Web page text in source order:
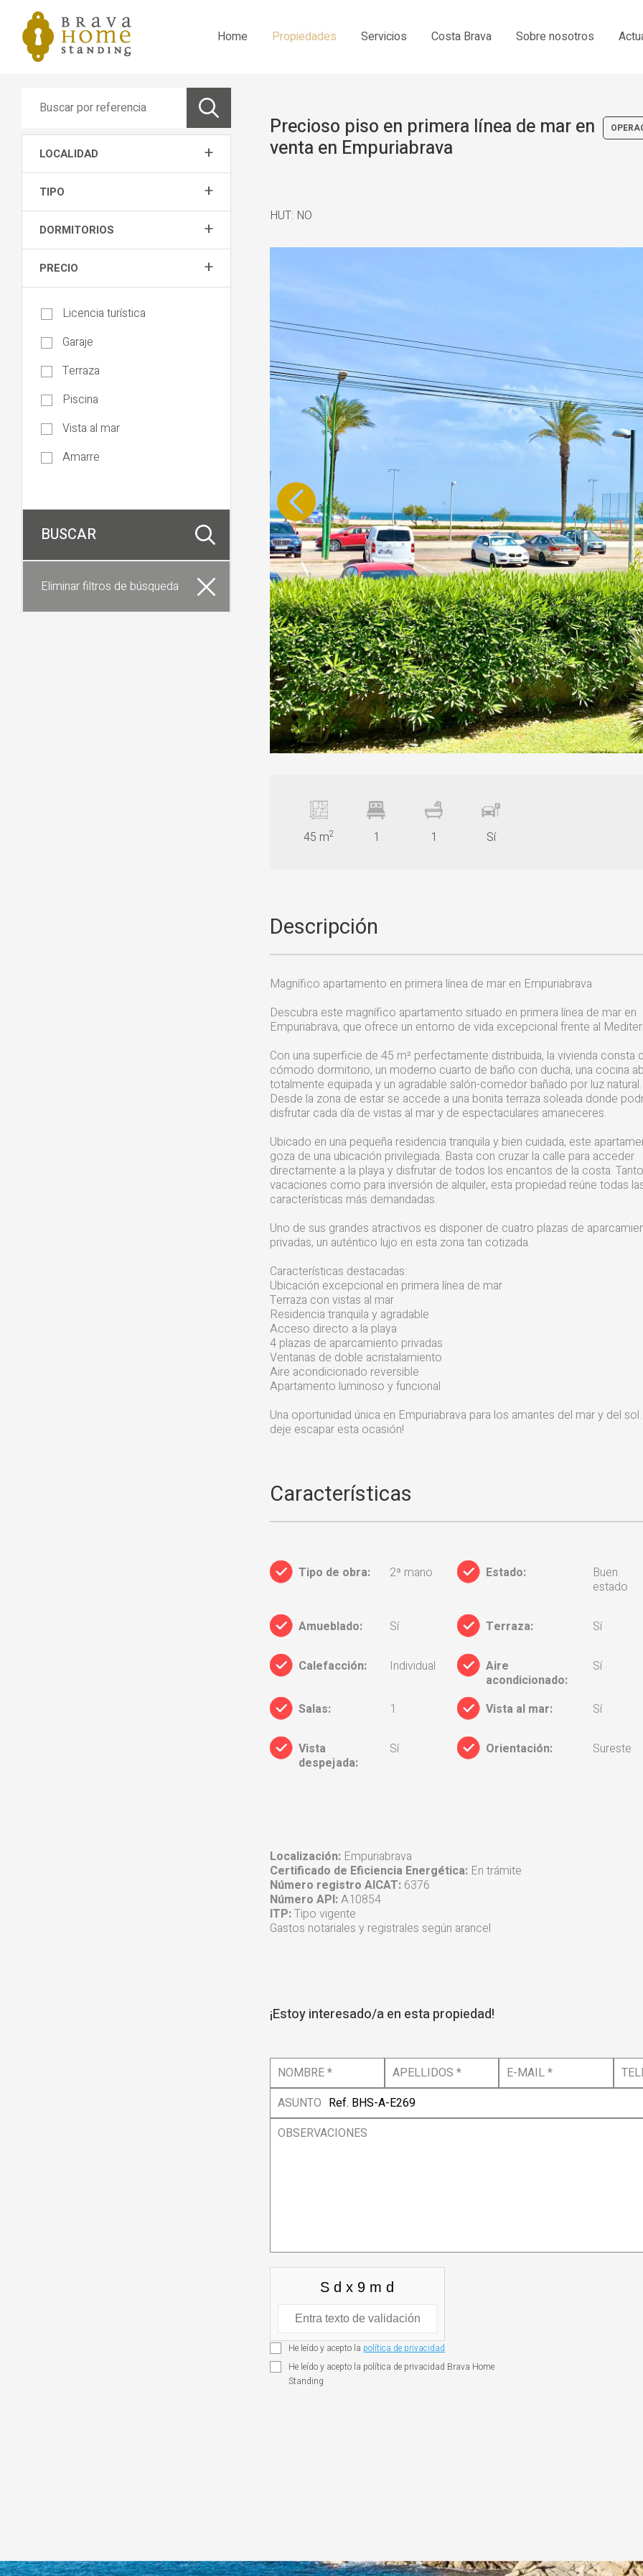
Home Propiedades Servicios Costa Brava Sobre nosotros
LOCALIDAD +
TIPO +
DORMITORIOS +
PRECIO +
Licencia turística
Garaje
Terraza
Piscina
Vista al mar
Amarre
Eliminar filtros de búsqueda
Precioso piso en primera línea de mar en
venta en Empuriabrava
HUT: NO
45 m2 1 1 Sí
Descripción
Magnífico apartamento en primera línea de mar en Empuriabrava
Descubra este magnífico apartamento situado en primera línea de mar en
Empuriabrava, que ofrece un entorno de vida excepcional frente al
Con una superficie de 45 m² perfectamente distribuida, la vivienda consta
cómodo dormitorio, un moderno cuarto de baño con ducha, una cocina
totalmente equipada y un agradable salón-comedor bañado por luz natural.
Desde la zona de estar se accede a una bonita terraza soleada donde
disfrutar cada día de vistas al mar y de espectaculares amaneceres.
Ubicado en una pequeña residencia tranquila y bien cuidada, este
goza de una ubicación privilegiada. Basta con cruzar la calle para acceder
directamente a la playa y disfrutar de todos los encantos de la costa.
vacaciones como para inversión de alquiler, esta propiedad reúne todas
características más demandadas.
Uno de sus grandes atractivos es disponer de cuatro plazas de
privadas, un auténtico lujo en esta zona tan cotizada.
Características destacadas:
Ubicación excepcional en primera línea de mar
Terraza con vistas al mar
Residencia tranquila y agradable
Acceso directo a la playa
4 plazas de aparcamiento privadas
Ventanas de doble acristalamiento
Aire acondicionado reversible
Apartamento luminoso y funcional
Una oportunidad única en Empuriabrava para los amantes del mar y del sol.
deje escapar esta ocasión!
Características
Tipo de obra: 2ª mano Estado:
Buen
estado
Amueblado: Sí Terraza: Sí
Calefacción: Individual
Aire
acondicionado:
Sí
Salas: 1 Vista al mar: Sí
Vista
despejada:
Sí Orientación: Sureste
Localización: Empuriabrava
Certificado de Eficiencia Energética: En trámite
Número registro AICAT: 6376
Número API:A10854
ITP:Tipo vigente
Gastos notariales y registrales según arancel
¡Estoy interesado/a en esta propiedad!
NOMBRE * APELLIDOS * E-MAIL *
ASUNTO
OBSERVACIONES
He leído y acepto la política de privacidad
He leído y acepto la política de privacidad Brava Home
Standing